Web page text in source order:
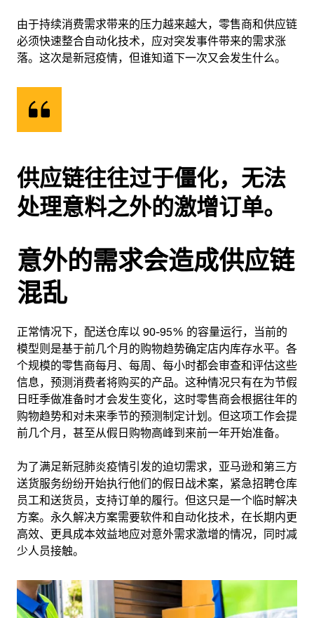
由于持续消费需求带来的压力越来越大，零售商和供应链
必须快速整合自动化技术，应对突发事件带来的需求涨
落。这次是新冠疫情，但谁知道下一次又会发生什么。
供应链往往过于僵化，无法
处理意料之外的激增订单。
意外的需求会造成供应链
混乱
正常情况下，配送仓库以 90-95% 的容量运行，当前的
模型则是基于前几个月的购物趋势确定店内库存水平。各
个规模的零售商每月、每周、每小时都会审查和评估这些
信息，预测消费者将购买的产品。这种情况只有在为节假
日旺季做准备时才会发生变化，这时零售商会根据往年的
购物趋势和对未来季节的预测制定计划。但这项工作会提
前几个月，甚至从假日购物高峰到来前一年开始准备。
为了满足新冠肺炎疫情引发的迫切需求，亚马逊和第三方
送货服务纷纷开始执行他们的假日战术案，紧急招聘仓库
员工和送货员，支持订单的履行。但这只是一个临时解决
方案。永久解决方案需要软件和自动化技术，在长期内更
高效、更具成本效益地应对意外需求激增的情况，同时减
少人员接触。